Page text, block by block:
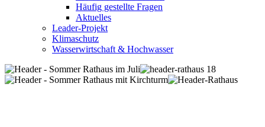
Häufig gestellte Fragen
Aktuelles
Leader-Projekt
Klimaschutz
Wasserwirtschaft & Hochwasser